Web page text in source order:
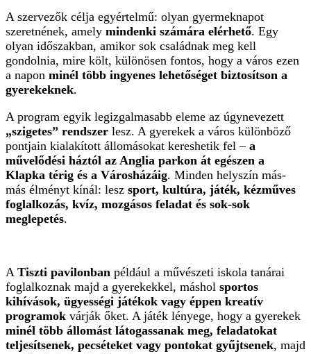
A szervezők célja egyértelmű: olyan gyermeknapot
szeretnének, amely mindenki számára elérhető. Egy
olyan időszakban, amikor sok családnak meg kell
gondolnia, mire költ, különösen fontos, hogy a város ezen
a napon minél több ingyenes lehetőséget biztosítson a
gyerekeknek.
A program egyik legizgalmasabb eleme az úgynevezett
„szigetes” rendszer lesz. A gyerekek a város különböző
pontjain kialakított állomásokat kereshetik fel – a
művelődési háztól az Anglia parkon át egészen a
Klapka térig és a Városházáig. Minden helyszín más-
más élményt kínál: lesz sport, kultúra, játék, kézműves
foglalkozás, kvíz, mozgásos feladat és sok-sok
meglepetés.
A Tiszti pavilonban például a művészeti iskola tanárai
foglalkoznak majd a gyerekekkel, máshol sportos
kihívások, ügyességi játékok vagy éppen kreatív
programok várják őket. A játék lényege, hogy a gyerekek
minél több állomást látogassanak meg, feladatokat
teljesítsenek, pecséteket vagy pontokat gyűjtsenek, majd